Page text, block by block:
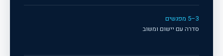
3–5 מפגשים
סדרה עם יישום ומשוב